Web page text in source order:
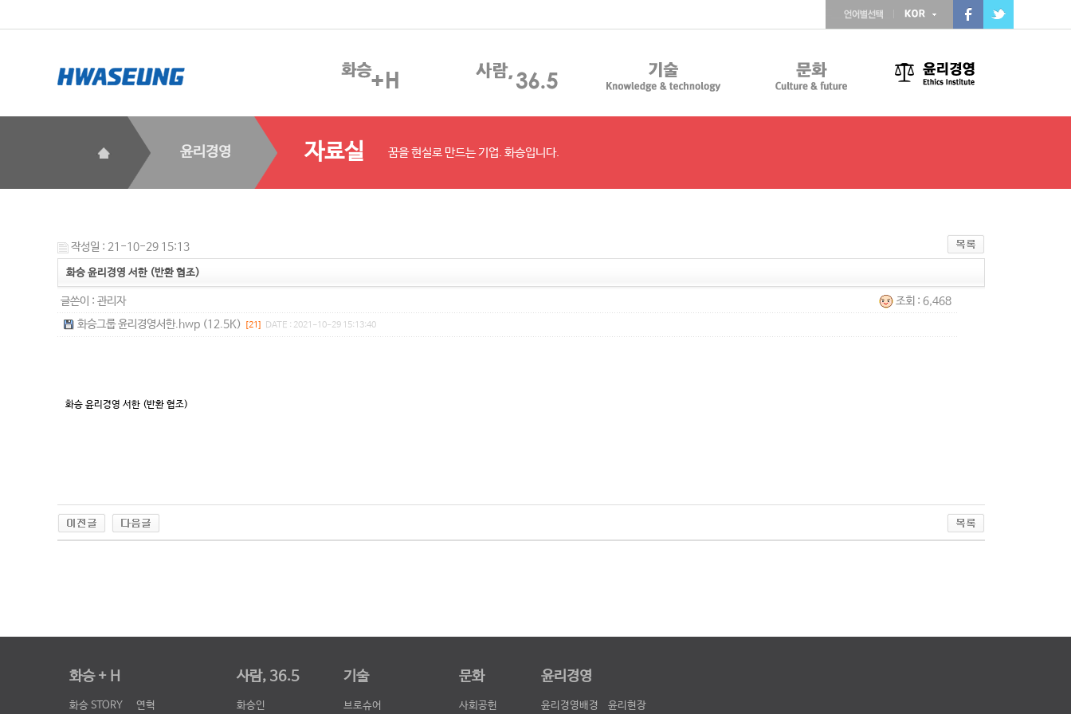
윤리경영 자료실 꿈을 현실로 만드는 기업. 화승입니다.
작성일 : 21-10-29 15:13
화승 윤리경영 서한 (반환 협조)
글쓴이 : 관리자
조회 : 6,468
화승그룹 윤리경영서한.hwp (12.5K)
[21] DATE : 2021-10-29 15:13:40
화승 윤리경영 서한 (반환 협조)
화승 + H
화승 STORY 연혁
사람, 36.5
화승인
기술
브로슈어
문화
사회공헌
윤리경영
윤리경영배경 윤리현장